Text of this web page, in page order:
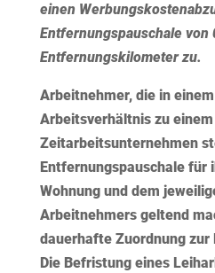
einen
Entfernungspauschale von
Entfernungskilometer zu.
Arbeitnehmer, die in
Arbeitsverhältnis zu einem
Zeitarbeitsunternehmen
Entfernungspauschale für
Wohnung und dem
Arbeitnehmers geltend
dauerhafte Zuordnung
Die Befristung eines